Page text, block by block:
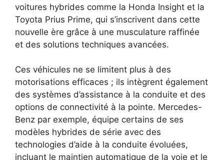
voitures hybrides comme la Honda Insight et la
Toyota Prius Prime, qui s’inscrivent dans cette
nouvelle ère grâce à une musculature raffinée
et des solutions techniques avancées.
Ces véhicules ne se limitent plus à des
motorisations efficaces ; ils intègrent également
des systèmes d’assistance à la conduite et des
options de connectivité à la pointe. Mercedes-
Benz par exemple, équipe certains de ses
modèles hybrides de série avec des
technologies d’aide à la conduite évoluées,
incluant le maintien automatique de la voie et le